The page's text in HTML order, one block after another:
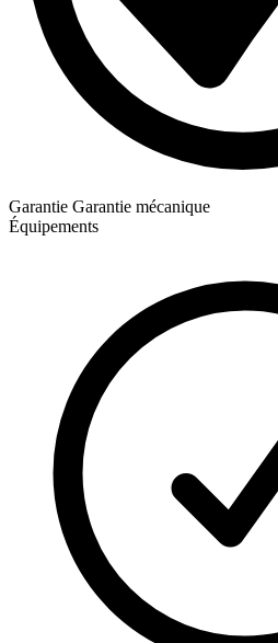
Garantie Garantie mécanique
Équipements